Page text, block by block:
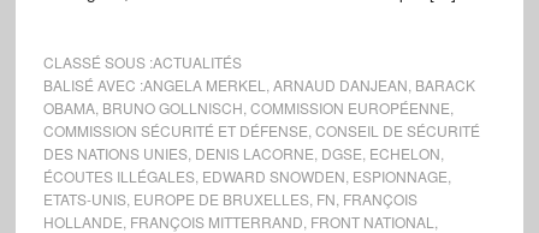
CLASSÉ SOUS :ACTUALITÉS
BALISÉ AVEC :ANGELA MERKEL ARNAUD DANJEAN BARACK
OBAMA, BRUNO GOLLNISCH COMMISSION EUROPÉENNE
COMMISSION SÉCURITÉ ET DÉFENSE CONSEIL DE SÉCURITÉ
DES NATIONS UNIES, DENIS LACORNE DGSE ECHELON
ÉCOUTES ILLÉGALES, EDWARD SNOWDEN ESPIONNAGE
ETATS-UNIS, EUROPE DE BRUXELLES, FN FRANÇOIS
HOLLANDE FRANÇOIS MITTERRAND FRONT NATIONAL